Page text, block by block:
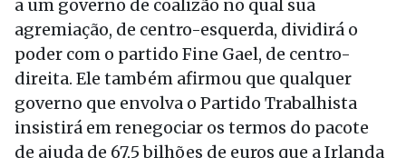
a um governo de coalizão no qual sua
agremiação, de centro-esquerda, dividirá o
poder com o partido Fine Gael, de centro-
direita. Ele também afirmou que qualquer
governo que envolva o Partido Trabalhista
insistirá em renegociar os termos do pacote
de ajuda de 67,5 bilhões de euros que a Irlanda